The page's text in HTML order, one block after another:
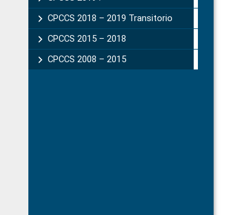
CPCCS 2018 – 2019 Transitorio
CPCCS 2015 – 2018
CPCCS 2008 – 2015